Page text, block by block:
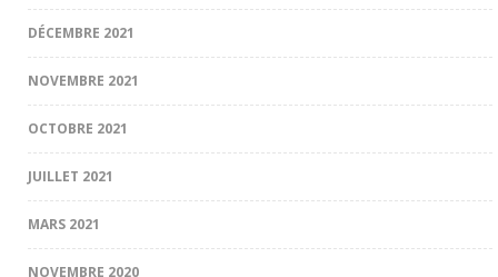
DÉCEMBRE 2021
NOVEMBRE 2021
OCTOBRE 2021
JUILLET 2021
MARS 2021
NOVEMBRE 2020